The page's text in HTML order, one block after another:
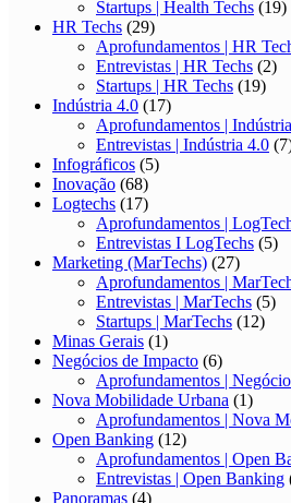
Startups | Health Techs (19)
HR Techs (29)
Aprofundamentos | HR
Entrevistas | HR Techs (2)
Startups | HR Techs (19)
Indústria 4.0 (17)
Aprofundamentos |
Entrevistas | Indústria 4.0
Infográficos (5)
Inovação (68)
Logtechs (17)
Aprofundamentos |
Entrevistas I LogTechs (5)
Marketing (MarTechs) (27)
Aprofundamentos |
Entrevistas | MarTechs (5)
Startups | MarTechs (12)
Minas Gerais (1)
Negócios de Impacto (6)
Aprofundamentos |
Nova Mobilidade Urbana (1)
Aprofundamentos | Nova
Open Banking (12)
Aprofundamentos | Open
Entrevistas | Open Banking
Panoramas (4)